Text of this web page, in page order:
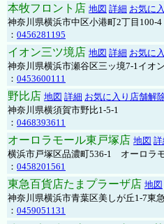
本牧フロント店 地図 詳細 お気に
神奈川県横浜市中区小港町2丁目
： 0456281195
イオン三ツ境店 地図 詳細 お気に
神奈川県横浜市瀬谷区三ッ境7-1イオ
： 0453600111
野比店 地図 詳細 お気に入り店舗解
神奈川県横須賀市野比1-5-1
： 0468393611
オーロラモール東戸塚店 地図 詳
横浜市戸塚区品濃町536-1 オーロラ
： 0458201561
東急百貨店たまプラーザ店 地図
神奈川県横浜市青葉区美しが丘1-7東
： 0459051131